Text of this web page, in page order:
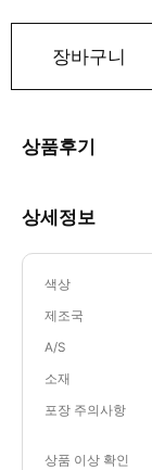
장바구니
상품후기
상세정보
색상
제조국
A/S
소재
포장 주의사항
상품 이상 확인